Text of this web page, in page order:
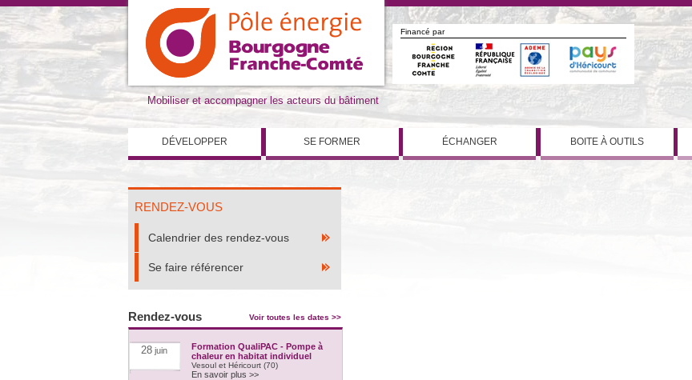
Mobiliser et accompagner les acteurs du bâtiment
Financé par
DÉVELOPPER SE FORMER ÉCHANGER BOITE À OUTILS
RENDEZ-VOUS
Calendrier des rendez-vous
Se faire référencer
Rendez-vous Voir toutes les dates >>
28 juin
Formation QualiPAC - Pompe à
chaleur en habitat individuel
Vesoul et Héricourt (70)
En savoir plus >>